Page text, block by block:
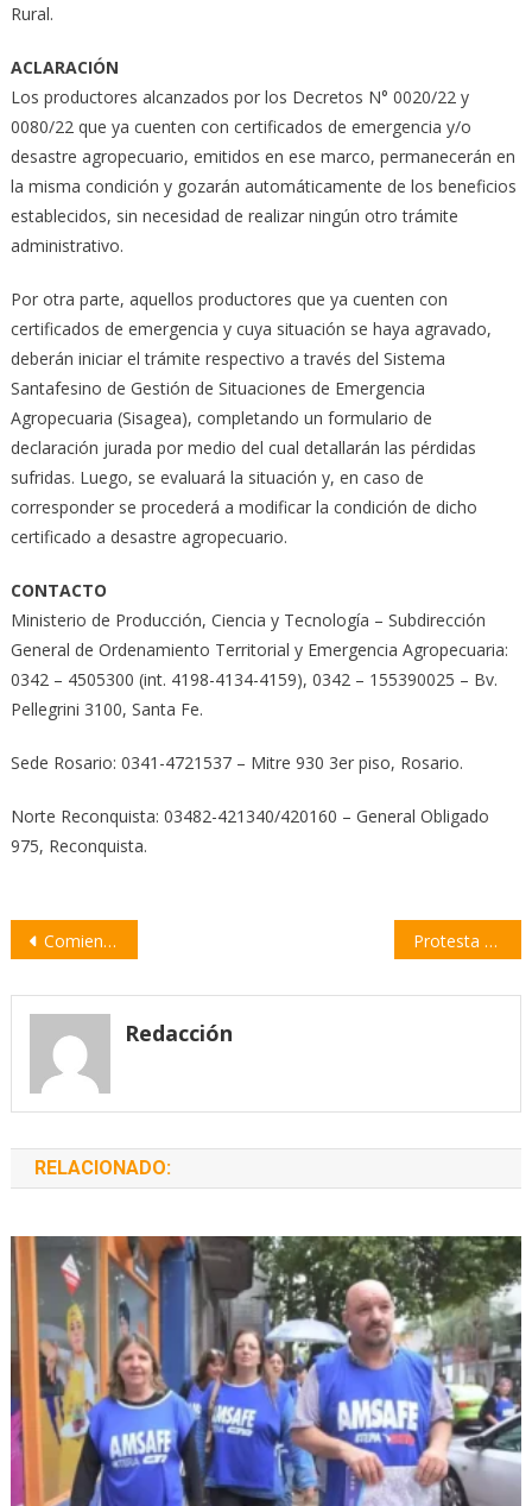
Rural.
ACLARACIÓN
Los productores alcanzados por los Decretos N° 0020/22 y
0080/22 que ya cuenten con certificados de emergencia y/o
desastre agropecuario, emitidos en ese marco, permanecerán en
la misma condición y gozarán automáticamente de los beneficios
establecidos, sin necesidad de realizar ningún otro trámite
administrativo.
Por otra parte, aquellos productores que ya cuenten con
certificados de emergencia y cuya situación se haya agravado,
deberán iniciar el trámite respectivo a través del Sistema
Santafesino de Gestión de Situaciones de Emergencia
Agropecuaria (Sisagea), completando un formulario de
declaración jurada por medio del cual detallarán las pérdidas
sufridas. Luego, se evaluará la situación y, en caso de
corresponder se procederá a modificar la condición de dicho
certificado a desastre agropecuario.
CONTACTO
Ministerio de Producción, Ciencia y Tecnología – Subdirección
General de Ordenamiento Territorial y Emergencia Agropecuaria:
0342 – 4505300 (int. 4198-4134-4159), 0342 – 155390025 – Bv.
Pellegrini 3100, Santa Fe.
Sede Rosario: 0341-4721537 – Mitre 930 3er piso, Rosario.
Norte Reconquista: 03482-421340/420160 – General Obligado
975, Reconquista.
Navegación
entradas
Comienza un nuevo Período de Sesiones Ordinarias en el Concejo Municipal Protesta del sector agropecuario en la autopista
Redacción
RELACIONADO: